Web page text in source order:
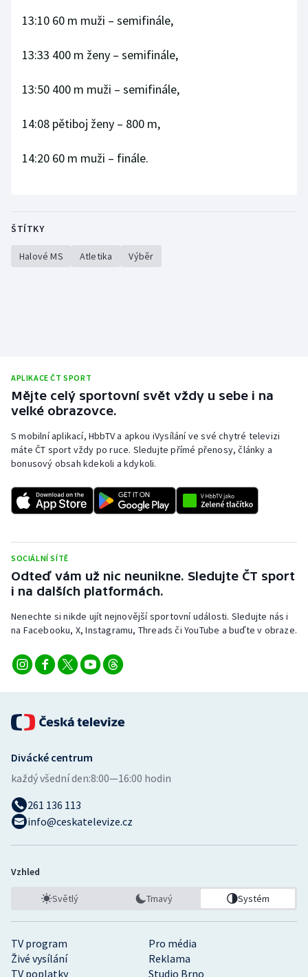
13:10 60 m muži –⁠⁠⁠⁠⁠⁠ semifinále,
13:33 400 m ženy –⁠⁠⁠⁠⁠⁠ semifinále,
13:50 400 m muži –⁠⁠⁠⁠⁠⁠ semifinále,
14:08 pětiboj ženy –⁠⁠⁠⁠⁠⁠ 800 m,
14:20 60 m muži –⁠⁠⁠⁠⁠⁠ finále.
ŠTÍTKY
Halové MS Atletika Výběr
APLIKACE ČT SPORT
Mějte celý sportovní svět vždy u sebe i na
velké obrazovce.
S mobilní aplikací, HbbTV a apkou iVysílání ve své chytré televizi
máte ČT sport vždy po ruce. Sledujte přímé přenosy, články a
bonusový obsah kdekoli a kdykoli.
SOCIÁLNÍ SÍTĚ
Odteď vám už nic neunikne. Sledujte ČT sport
i na dalších platformách.
Nenechte si nikde ujít nejnovější sportovní události. Sledujte nás i
na Facebooku, X, Instagramu, Threads či YouTube a buďte v obraze.
TV program
Pro média
Živé vysílání
Reklama
TV poplatky
Studio Brno
Divácké centrum
každý všední den:8:00—16:00 hodin
261 136 113
info@ceskatelevize.cz
Vzhled
Světlý Tmavý Systém